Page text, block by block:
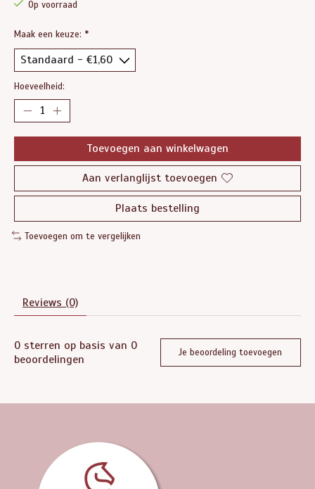
Op voorraad
Maak een keuze: *
Hoeveelheid:
Toevoegen aan winkelwagen
Aan verlanglijst toevoegen
Plaats bestelling
Toevoegen om te vergelijken
Reviews (0)
0 sterren op basis van 0
beoordelingen
Je beoordeling toevoegen